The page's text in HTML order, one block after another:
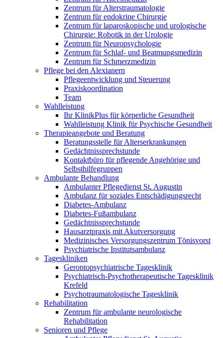
Zentrum für Alterstraumatologie
Zentrum für endokrine Chirurgie
Zentrum für laparoskopische und urologische
Chirurgie: Robotik in der Urologie
Zentrum für Neuropsychologie
Zentrum für Schlaf- und Beatmungsmedizin
Zentrum für Schmerzmedizin
Pflege bei den Alexianern
Pflegeentwicklung und Steuerung
Praxiskoordination
Team
Wahlleistung
Ihr KlinikPlus für körperliche Gesundheit
Wahlleistung Klinik für Psychische Gesundheit
Therapieangebote und Beratung
Beratungsstelle für Alterserkrankungen
Gedächtnissprechstunde
Kontaktbüro für pflegende Angehörige und
Selbsthilfegruppen
Ambulante Behandlung
Ambulanter Pflegedienst St. Augustin
Ambulanz für soziales Entschädigungsrecht
Diabetes-Ambulanz
Diabetes-Fußambulanz
Gedächtnissprechstunde
Hausarztpraxis mit Akutversorgung
Medizinisches Versorgungszentrum Tönisvorst
Psychiatrische Institutsambulanz
Tageskliniken
Gerontopsychiatrische Tagesklinik
Psychiatrisch-Psychotherapeutische Tagesklinik
Krefeld
Psychotraumatologische Tagesklinik
Rehabilitation
Zentrum für ambulante neurologische
Rehabilitation
Senioren und Pflege